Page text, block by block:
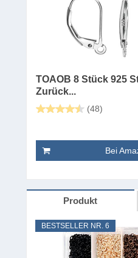
TOAOB 8 Stück 925
Zurück...
(48)
Bei
Produkt
BESTSELLER NR. 6